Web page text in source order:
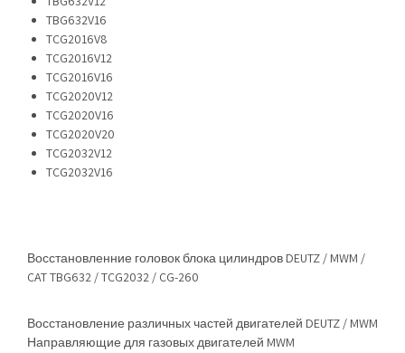
TBG632V16
TCG2016V8
TCG2016V12
TCG2016V16
TCG2020V12
TCG2020V16
TCG2020V20
TCG2032V12
TCG2032V16
Восстановленние головок блока цилиндров DEUTZ / MWM /
CAT TBG632 / TCG2032 / CG-260
Восстановление различных частей двигателей DEUTZ / MWM
Направляющие для газовых двигателей MWM